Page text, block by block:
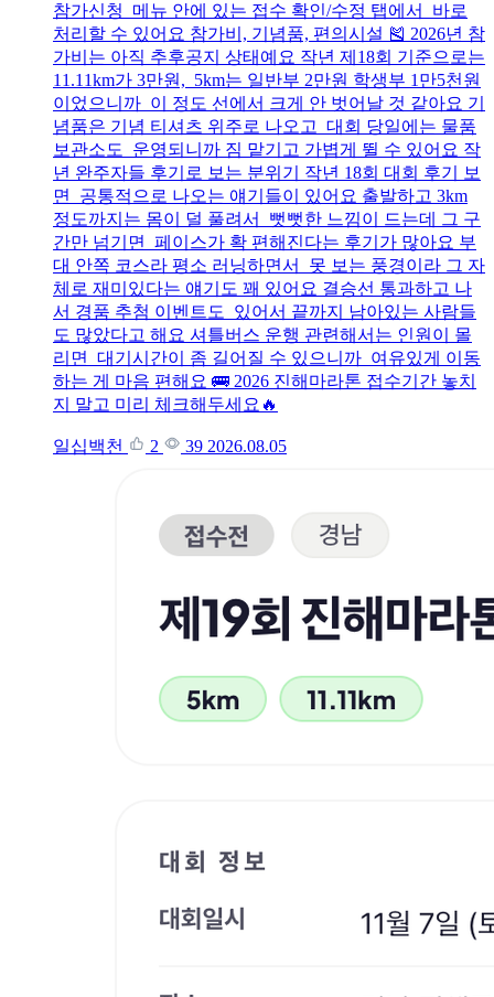
참가신청 메뉴 안에 있는 접수 확인/수정 탭에서 바로
처리할 수 있어요 참가비, 기념품, 편의시설 🎽 2026년 참
가비는 아직 추후공지 상태예요 작년 제18회 기준으로는
11.11km가 3만원, 5km는 일반부 2만원 학생부 1만5천원
이었으니까 이 정도 선에서 크게 안 벗어날 것 같아요 기
념품은 기념 티셔츠 위주로 나오고 대회 당일에는 물품
보관소도 운영되니까 짐 맡기고 가볍게 뛸 수 있어요 작
년 완주자들 후기로 보는 분위기 작년 18회 대회 후기 보
면 공통적으로 나오는 얘기들이 있어요 출발하고 3km
정도까지는 몸이 덜 풀려서 뻣뻣한 느낌이 드는데 그 구
간만 넘기면 페이스가 확 편해진다는 후기가 많아요 부
대 안쪽 코스라 평소 러닝하면서 못 보는 풍경이라 그 자
체로 재미있다는 얘기도 꽤 있어요 결승선 통과하고 나
서 경품 추첨 이벤트도 있어서 끝까지 남아있는 사람들
도 많았다고 해요 셔틀버스 운행 관련해서는 인원이 몰
리면 대기시간이 좀 길어질 수 있으니까 여유있게 이동
하는 게 마음 편해요 🚌 2026 진해마라톤 접수기간 놓치
지 말고 미리 체크해두세요🔥
일십백천 2 39 2026.08.05